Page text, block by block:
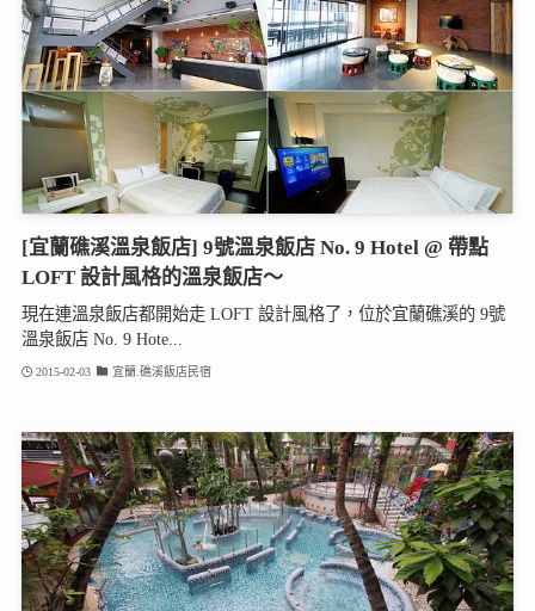
[宜蘭礁溪溫泉飯店] 9號溫泉飯店 No. 9 Hotel @ 帶點
LOFT 設計風格的溫泉飯店～
現在連溫泉飯店都開始走 LOFT 設計風格了，位於宜蘭礁溪的 9號
溫泉飯店 No. 9 Hote...
2015-02-03 宜蘭.礁溪飯店民宿